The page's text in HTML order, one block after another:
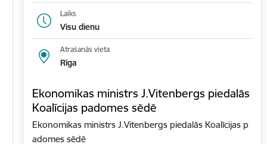
Laiks
Visu dienu
Atrašanās vieta
Rīga
Ekonomikas ministrs J.Vitenbergs piedalās
Koalīcijas padomes sēdē
Ekonomikas ministrs J.Vitenbergs piedalās Koalīcijas p
adomes sēdē